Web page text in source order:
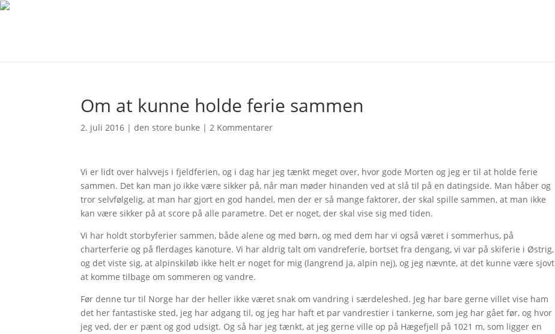
Om at kunne holde ferie sammen
2. juli 2016 |den store bunke |2 Kommentarer
Vi er lidt over halvvejs i fjeldferien, og i dag har jeg tænkt meget over, hvor gode Morten og jeg er til at holde ferie
sammen. Det kan man jo ikke være sikker på, når man møder hinanden ved at slå til på en datingside. Man håber og
tror selvfølgelig, at man har gjort en god handel, men der er så mange faktorer, der skal spille sammen, at man ikke
kan være sikker på at score på alle parametre. Det er noget, der skal vise sig med tiden.
Vi har holdt storbyferier sammen, både alene og med børn, og med dem har vi også været i sommerhus, på
charterferie og på flerdages kanoture. Vi har aldrig talt om vandreferie, bortset fra dengang, vi var på skiferie i Østrig,
og det viste sig, at alpinskiløb ikke helt er noget for mig (langrend ja, alpin nej), og jeg nævnte, at det kunne være sjovt
at komme tilbage om sommeren og vandre.
Før denne tur til Norge har der heller ikke været snak om vandring i særdeleshed. Jeg har bare gerne villet vise ham
det her fantastiske sted, jeg har adgang til, og jeg har haft et par vandrestier i tankerne, som jeg har gået før, og hvor
jeg ved, der er pænt og god udsigt. Og så har jeg tænkt, at jeg gerne ville op på Hægefjell på 1021 m, som ligger en